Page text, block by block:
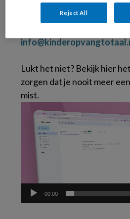
Heb je vragen? Of wil je
Lukt het niet? Bekijk hier
zorgen dat je nooit meer
mist.
Videospeler
00:00
Reject All